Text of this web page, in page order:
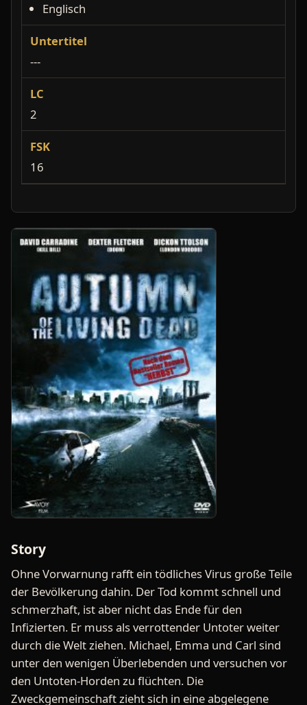
Englisch
Untertitel
---
LC
2
FSK
16
Story
Ohne Vorwarnung rafft ein tödliches Virus große Teile
der Bevölkerung dahin. Der Tod kommt schnell und
schmerzhaft, ist aber nicht das Ende für den
Infizierten. Er muss als verrottender Untoter weiter
durch die Welt ziehen. Michael, Emma und Carl sind
unter den wenigen Überlebenden und versuchen vor
den Untoten-Horden zu flüchten. Die
Zweckgemeinschaft zieht sich in eine abgelegene